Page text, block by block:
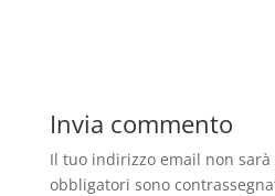
Invia commento
Il tuo indirizzo email non
obbligatori sono